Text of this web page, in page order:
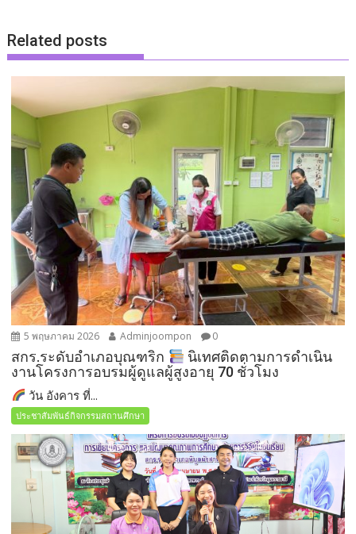
Related posts
5 พฤษภาคม 2026 Adminjoompon 0
สกร.ระดับอำเภอบุณฑริก
นิเทศติดตามการดำเนิน
งานโครงการอบรมผู้ดูแลผู้สูงอายุ 70 ชั่วโมง
วัน อังคาร ที่...
ประชาสัมพันธ์กิจกรรมสถานศึกษา